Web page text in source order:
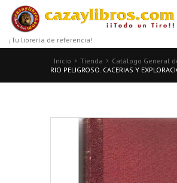
¡Tu librería de referencia!
Inicio Tienda
Catálogo General
RIO PELIGROSO. CACERIAS Y